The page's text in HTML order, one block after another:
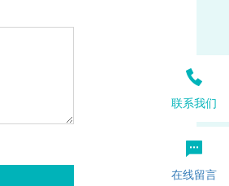
联系我们
在线留言